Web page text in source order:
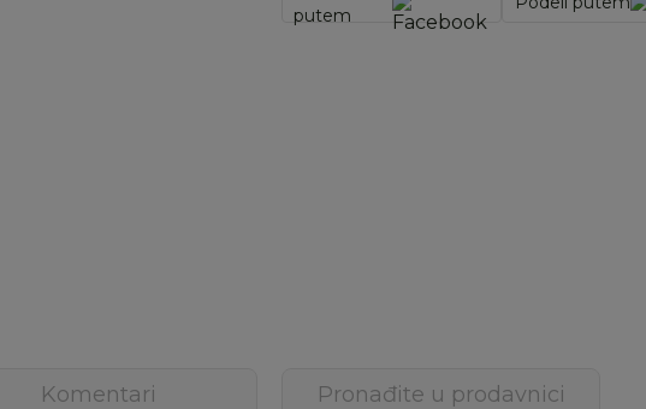
putem
Komentari Pronađite u prodavnici